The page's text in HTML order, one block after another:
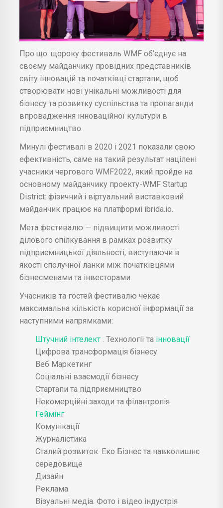
Про що: щороку фестиваль WMF об'єднує на
своєму майданчику провідних представників
світу інновацій та початківці стартапи, щоб
створювати нові унікальні можливості для
бізнесу та розвитку суспільства та пропаганди
впровадження інноваційної культури в
підприємництво.
Минулі фестивалі в 2020 і 2021 показали свою
ефективність, саме на такий результат націлені
учасники чергового WMF2022, який пройде на
основному майданчику проекту-WMF Startup
District: фізичний і віртуальний виставковий
майданчик працює на платформі ibrida.io.
Мета фестивалю — підвищити можливості
ділового спілкування в рамках розвитку
підприємницької діяльності, виступаючи в
якості сполучної ланки між початківцями
бізнесменами та інвесторами.
Учасників та гостей фестивалю чекає
максимальна кількість корисної інформації за
наступними напрямками:
Штучний інтелект . Технології та інновації
Цифрова трансформація бізнесу
Веб Маркетинг
Соціальні взаємодії бізнесу
Стартапи та підприємництво
Некомерційні заходи та філантропія
Геймінг
Комунікації
Журналістика
Сталий розвиток. Еко Бізнес та навколишнє
середовище
Дизайн
Реклама
Візуальні медіа. Фото і відео індустрія